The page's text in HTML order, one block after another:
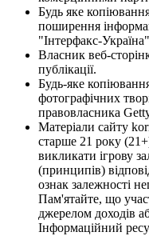
Будь яке
поширення
"Інтерфакс-
Власник веб-
публікації.
Будь-яке
фотографічних
правовласника
Матеріали сайту
старше 21 року
викликати ігрову
(принципів)
ознак залежності
Пам'ятайте, що
джерелом доходів
Інформаційний